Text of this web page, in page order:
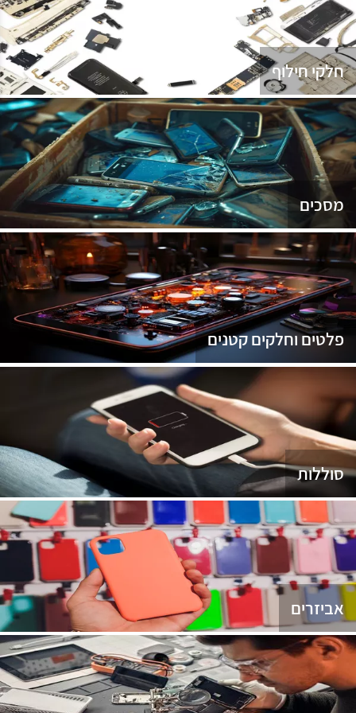
חלקי חילוף
מסכים
פלטים וחלקים קטנים
סוללות
אביזרים